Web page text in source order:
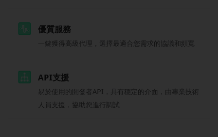
優質服務
一鍵獲得高級代理，選擇最適合您需求的協議和頻寬
API支援
易於使用的開發者API，具有穩定的介面，由專業技術
人員支援，協助您進行調試